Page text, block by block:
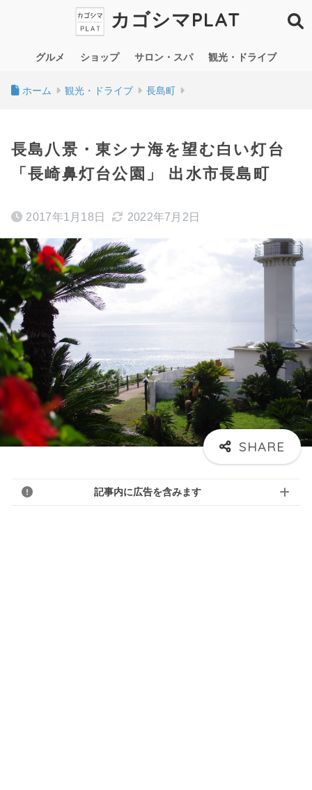
カゴシマPLAT
グルメ ショップ サロン・スパ 観光・ドライブ
ホーム 観光・ドライブ 長島町
長島八景・東シナ海を望む白い灯台
「長崎鼻灯台公園」 出水市長島町
2017年1月18日 2022年7月2日
記事内に広告を含みます